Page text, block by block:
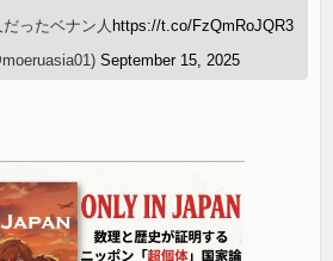
ったベナン人 https://t.co/FzQmRoJQR3
September 15, 2025